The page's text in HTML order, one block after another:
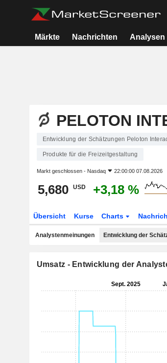
Märkte Nachrichten Analysen
PELOTON
Entwicklung der Schätzungen Peloton
Produkte für die Freizeitgestaltung
Markt geschlossen - Nasdaq 22:00:00 07.08.2026
5,680 USD +3,18 %
Übersicht Kurse Charts
Analystenmeinungen Entwicklung der
Umsatz - Entwicklung der